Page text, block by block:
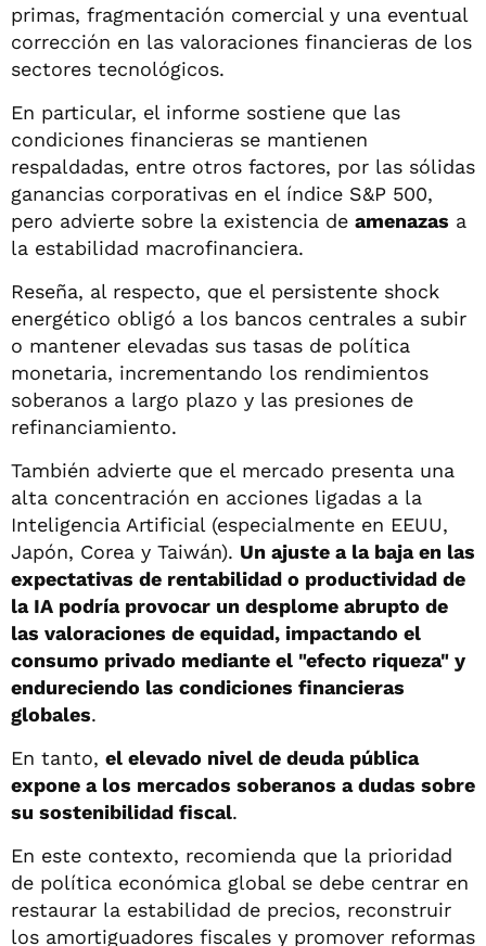
primas, fragmentación comercial y una eventual
corrección en las valoraciones financieras de los
sectores tecnológicos.
En particular, el informe sostiene que las
condiciones financieras se mantienen
respaldadas, entre otros factores, por las sólidas
ganancias corporativas en el índice S&P 500,
pero advierte sobre la existencia de amenazas a
la estabilidad macrofinanciera.
Reseña, al respecto, que el persistente shock
energético obligó a los bancos centrales a subir
o mantener elevadas sus tasas de política
monetaria, incrementando los rendimientos
soberanos a largo plazo y las presiones de
refinanciamiento.
También advierte que el mercado presenta una
alta concentración en acciones ligadas a la
Inteligencia Artificial (especialmente en EEUU,
Japón, Corea y Taiwán). Un ajuste a la baja en las
expectativas de rentabilidad o productividad de
la IA podría provocar un desplome abrupto de
las valoraciones de equidad, impactando el
consumo privado mediante el "efecto riqueza" y
endureciendo las condiciones financieras
globales.
En tanto, el elevado nivel de deuda pública
expone a los mercados soberanos a dudas sobre
su sostenibilidad fiscal.
En este contexto, recomienda que la prioridad
de política económica global se debe centrar en
restaurar la estabilidad de precios, reconstruir
los amortiguadores fiscales y promover reformas